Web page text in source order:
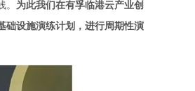
为此我们在有孚临港云产业创
础设施演练计划，进行周期性演